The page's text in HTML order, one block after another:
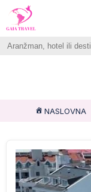
NASLOVNA